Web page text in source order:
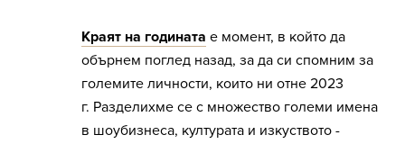
Краят на годината е момент, в който да
обърнем поглед назад, за да си спомним за
големите личности, които ни отне 2023
г. Разделихме се с множество големи имена
в шоубизнеса, културата и изкуството -